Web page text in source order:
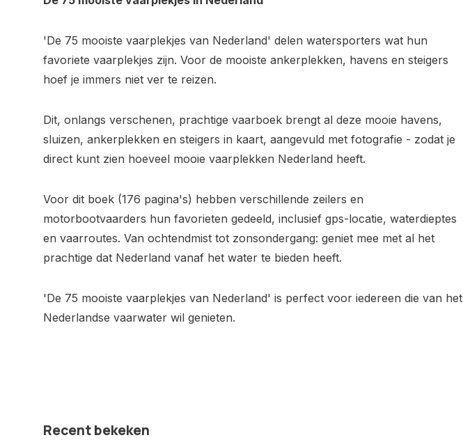
'De 75 mooiste vaarplekjes van Nederland' delen watersporters wat hun
favoriete vaarplekjes zijn. Voor de mooiste ankerplekken, havens en steigers
hoef je immers niet ver te reizen.
Dit, onlangs verschenen, prachtige vaarboek brengt al deze mooie havens,
sluizen, ankerplekken en steigers in kaart, aangevuld met fotografie - zodat je
direct kunt zien hoeveel mooie vaarplekken Nederland heeft.
Voor dit boek (176 pagina's) hebben verschillende zeilers en
motorbootvaarders hun favorieten gedeeld, inclusief gps-locatie, waterdieptes
en vaarroutes. Van ochtendmist tot zonsondergang: geniet mee met al het
prachtige dat Nederland vanaf het water te bieden heeft.
'De 75 mooiste vaarplekjes van Nederland' is perfect voor iedereen die van het
Nederlandse vaarwater wil genieten.
Recent bekeken